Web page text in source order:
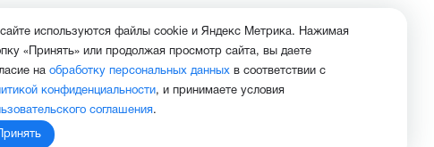
используются файлы cookie и Яндекс Метрика. Нажимая
«Принять» или продолжая просмотр сайта, вы даете
на обработку персональных данных в соответствии с
конфиденциальности, и принимаете условия
соглашения .
Принять